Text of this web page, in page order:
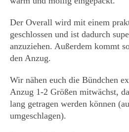
Der Overall wird mit einem
geschlossen und ist dadurch
anzuziehen. Außerdem kommt
den Anzug.
Wir nähen euch die Bündchen
Anzug 1-2 Größen mitwächst,
lang getragen werden können
umgeschlagen).